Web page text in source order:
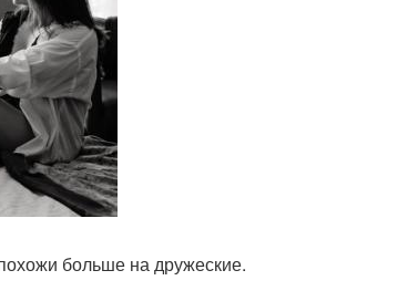
больше на дружеские.